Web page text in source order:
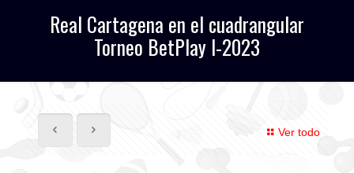
Real Cartagena en el cuadrangular
Torneo BetPlay I-2023
Ver todo